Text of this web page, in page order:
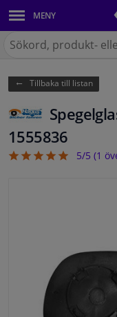
MENY
Karosseri
Belysning
Bromssystem
Avgassystem
Chassidelar
Filter & Vätskor
Bagage & Transport
på
Tillbaka till listan
1555836
5/5 (1